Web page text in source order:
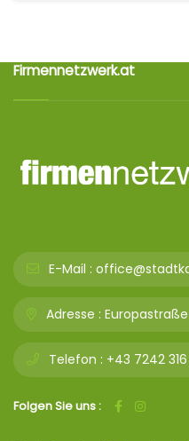
Firmennetzwerk.at
E-Mail :
Adresse :
Telefon : +43 7242 316
Folgen Sie uns :